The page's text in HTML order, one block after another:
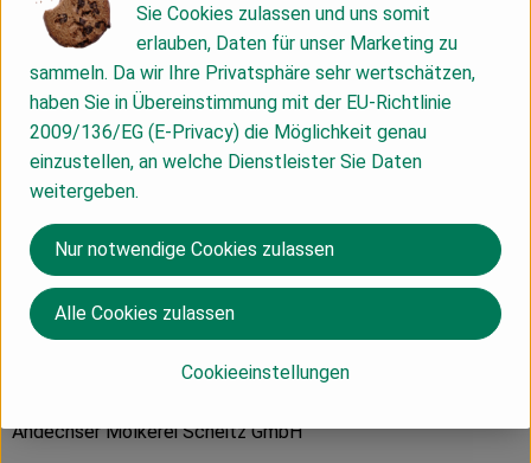
Nährwert-Info
Produktdatenblatt
Herkunft
Hersteller: Andechser Natur
Andechser Molkerei Scheitz GmbH
Sie Cookies zulassen und uns somit
erlauben, Daten für unser Marketing zu
sammeln. Da wir Ihre Privatsphäre sehr wertschätzen,
haben Sie in Übereinstimmung mit der EU-Richtlinie
2009/136/EG (E-Privacy) die Möglichkeit genau
einzustellen, an welche Dienstleister Sie Daten
weitergeben.
Cookieeinstellungen
Nur notwendige Cookies zulassen
Alle Cookies zulassen